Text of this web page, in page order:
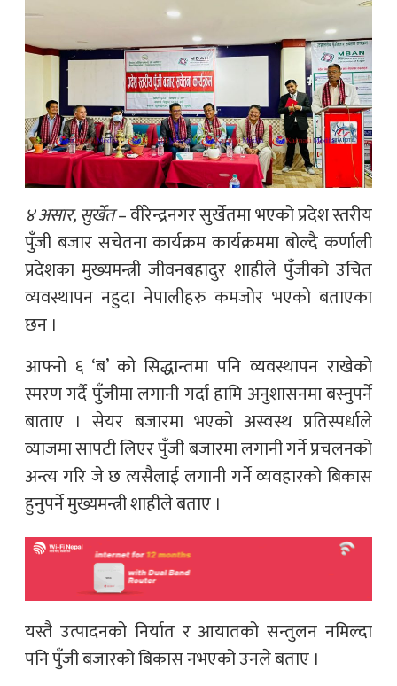
४ असार, सुर्खेत– वीरेन्द्रनगर सुर्खेतमा भएको प्रदेश स्तरीय
पुँजी बजार सचेतना कार्यक्रम कार्यक्रममा बोल्दै कर्णाली
प्रदेशका मुख्यमन्त्री जीवनबहादुर शाहीले पुँजीको उचित
व्यवस्थापन नहुदा नेपालीहरु कमजोर भएको बताएका
छन ।
आफ्नो ६ ‘ब’ को सिद्धान्तमा पनि व्यवस्थापन राखेको
स्मरण गर्दै पुँजीमा लगानी गर्दा हामि अनुशासनमा बस्नुपर्ने
बाताए । सेयर बजारमा भएको अस्वस्थ प्रतिस्पर्धाले
व्याजमा सापटी लिएर पुँजी बजारमा लगानी गर्ने प्रचलनको
अन्त्य गरि जे छ त्यसैलाई लगानी गर्ने व्यवहारको बिकास
हुनुपर्ने मुख्यमन्त्री शाहीले बताए ।
यस्तै उत्पादनको निर्यात र आयातको सन्तुलन नमिल्दा
पनि पुँजी बजारको बिकास नभएको उनले बताए ।